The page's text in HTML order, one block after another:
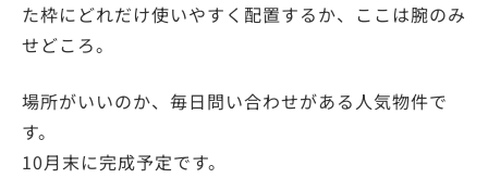
た枠にどれだけ使いやすく配置するか、ここは腕のみ
せどころ。
場所がいいのか、毎日問い合わせがある人気物件で
す。
10月末に完成予定です。